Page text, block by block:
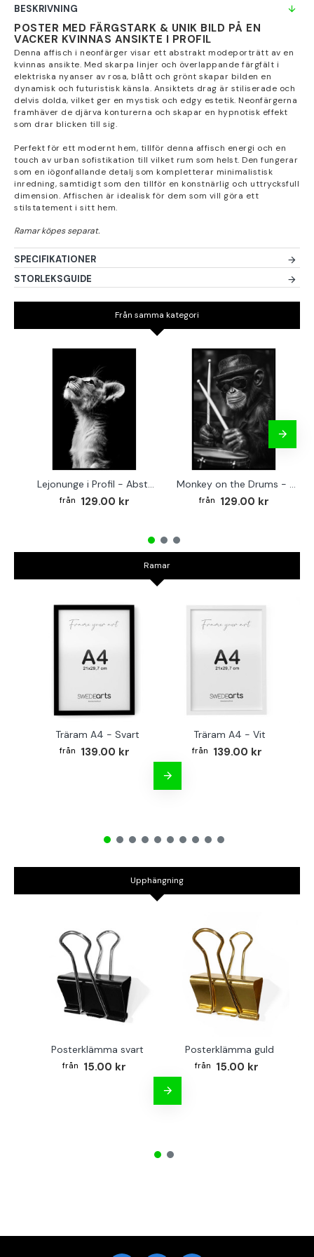
BESKRIVNING
POSTER MED FÄRGSTARK & UNIK BILD PÅ EN
VACKER KVINNAS ANSIKTE I PROFIL
Denna affisch i neonfärger visar ett abstrakt modeporträtt av en
kvinnas ansikte. Med skarpa linjer och överlappande färgfält i
elektriska nyanser av rosa, blått och grönt skapar bilden en
dynamisk och futuristisk känsla. Ansiktets drag är stiliserade och
delvis dolda, vilket ger en mystisk och edgy estetik. Neonfärgerna
framhäver de djärva konturerna och skapar en hypnotisk effekt
som drar blicken till sig.
Perfekt för ett modernt hem, tillför denna affisch energi och en
touch av urban sofistikation till vilket rum som helst. Den fungerar
som en iögonfallande detalj som kompletterar minimalistisk
inredning, samtidigt som den tillför en konstnärlig och uttrycksfull
dimension. Affischen är idealisk för dem som vill göra ett
stilstatement i sitt hem.
SPECIFIKATIONER
STORLEKSGUIDE
Från samma kategori
Lejonunge i Profil - Abstrakt poster i svartvitt
129.00 kr
Monkey on the Drums - Trendig poster
129.00 kr
Ramar
Träram A4 - Svart
139.00 kr
Träram A4 - Vit
139.00 kr
Upphängning
Posterklämma svart
15.00 kr
Posterklämma guld
15.00 kr